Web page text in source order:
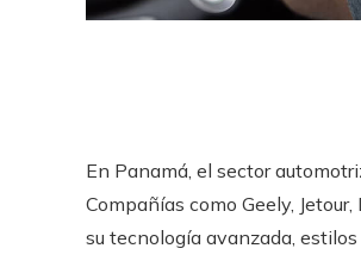
En Panamá, el sector
Compañías como Geely,
su tecnología avanzada,